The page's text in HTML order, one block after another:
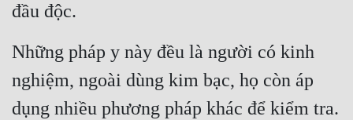
đầu độc.
Những pháp y này đều là người có kinh
nghiệm, ngoài dùng kim bạc, họ còn áp
dụng nhiều phương pháp khác để kiểm tra.